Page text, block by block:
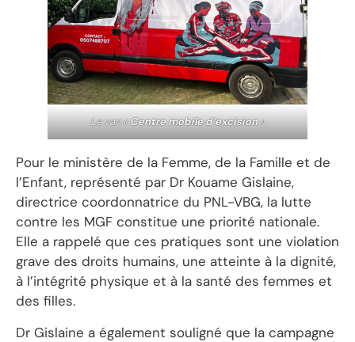
Le van «Centre mobile d’excision»
Pour le ministère de la Femme, de la Famille et de
l’Enfant, représenté par Dr Kouame Gislaine,
directrice coordonnatrice du PNL-VBG, la lutte
contre les MGF constitue une priorité nationale.
Elle a rappelé que ces pratiques sont une violation
grave des droits humains, une atteinte à la dignité,
à l’intégrité physique et à la santé des femmes et
des filles.
Dr Gislaine a également souligné que la campagne